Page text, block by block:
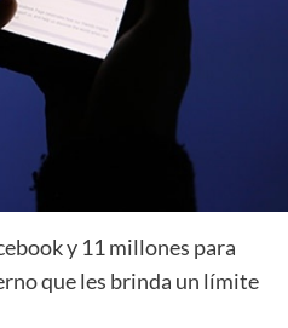
y 11 millones para
que les brinda un límite